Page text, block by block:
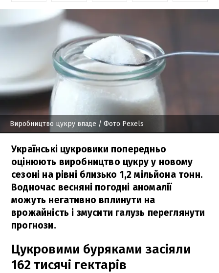
Виробництво цукру впаде / Фото Pexels
Українські цукровики попередньо
оцінюють виробництво цукру у новому
сезоні на рівні близько 1,2 мільйона тонн.
Водночас весняні погодні аномалії
можуть негативно вплинути на
врожайність і змусити галузь переглянути
прогнози.
Цукровими буряками засіяли
162 тисячі гектарів